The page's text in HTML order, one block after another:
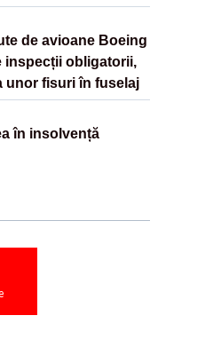
de avioane Boeing
inspecții obligatorii,
unor fisuri în fuselaj
în insolvență